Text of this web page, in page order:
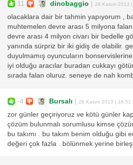
11 dinobaggio | 28 Kasım 2013
olacaklara dair bir tahmin yapıyorum ,
muhtemelen devre arası 5 milyona falan
devre arası 4 milyon civarı bir bedelle
yanında sürpriz bir iki gidiş de olabilir.
duyulmamış oyuncuların
iyi olduğu aracılar buradan cukkayı
sırada falan oluruz. seneye de nah
-4 Bursalı | 28 Kasım 2013 | 16:51
zor günler geçiriyoruz ve kötü günler
çözüm bulunmalı sorumlusu kimse
bu takımı . bu takım benim olduğu gibi
değeri çok fazla . bölünmek yerine